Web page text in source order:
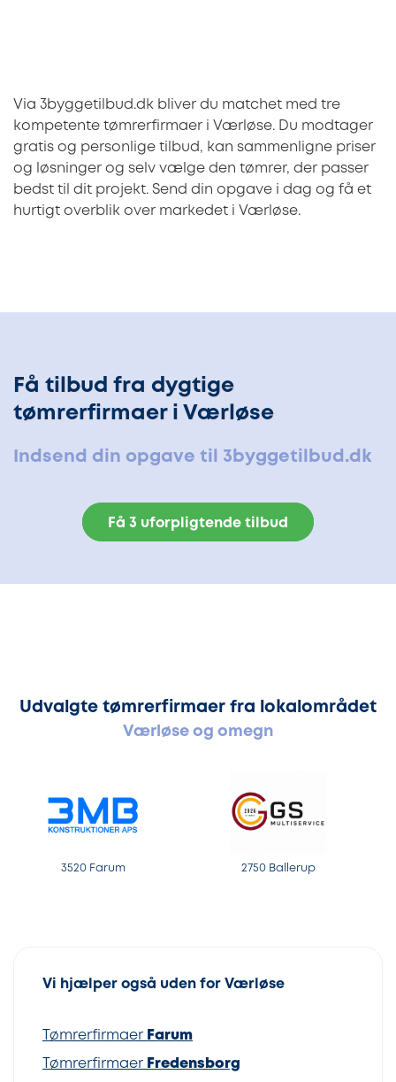
Via 3byggetilbud.dk bliver du matchet med tre
kompetente tømrerfirmaer i Værløse. Du modtager
gratis og personlige tilbud, kan sammenligne priser
og løsninger og selv vælge den tømrer, der passer
bedst til dit projekt. Send din opgave i dag og få et
hurtigt overblik over markedet i Værløse.
Få tilbud fra dygtige
tømrerfirmaer i Værløse
Indsend din opgave til 3byggetilbud.dk
Få 3 uforpligtende tilbud
Udvalgte tømrerfirmaer fra lokalområdet
Værløse og omegn
3520 Farum 2750 Ballerup
Vi hjælper også uden for Værløse
Tømrerfirmaer Farum
Tømrerfirmaer Fredensborg